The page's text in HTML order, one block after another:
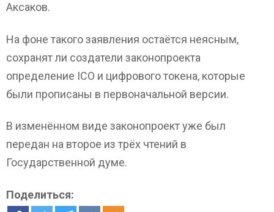
Аксаков.
На фоне такого заявления остаётся неясным,
сохранят ли создатели законопроекта
определение ICO и цифрового токена, которые
были прописаны в первоначальной версии.
В изменённом виде законопроект уже был
передан на второе из трёх чтений в
Государственной думе.
Поделиться: